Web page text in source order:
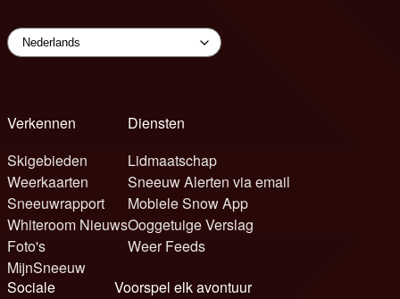
Verkennen
Skigebieden
Weerkaarten
Sneeuwrapport
Whiteroom Nieuws
Foto's
MijnSneeuw
Diensten
Lidmaatschap
Sneeuw Alerten via email
Mobiele Snow App
Ooggetuige Verslag
Weer Feeds
Sociale
Voorspel elk avontuur